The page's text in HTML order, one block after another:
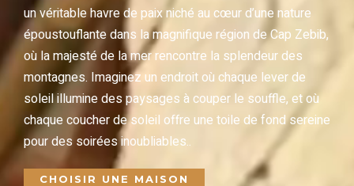
un véritable havre de paix niché au cœur d’une nature
époustouflante dans la magnifique région de Cap Zebib,
où la majesté de la mer rencontre la splendeur des
montagnes. Imaginez un endroit où chaque lever de
soleil illumine des paysages à couper le souffle, et où
chaque coucher de soleil offre une toile de fond sereine
pour des soirées inoubliables..
CHOISIR UNE MAISON